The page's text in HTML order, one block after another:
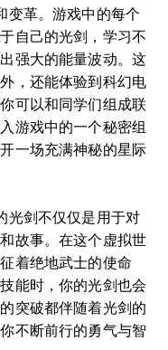
变革。游戏中的每个
自己的光剑，学习不
强大的能量波动。这
，还能体验到科幻电
可以和同学们组成联
游戏中的一个秘密组
一场充满神秘的星际
光剑不仅仅是用于对
故事。在这个虚拟世
着绝地武士的使命
能时，你的光剑也会
突破都伴随着光剑的
不断前行的勇气与智